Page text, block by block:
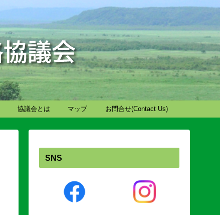
協議会とは マップ お問合せ(Contact Us)
SNS